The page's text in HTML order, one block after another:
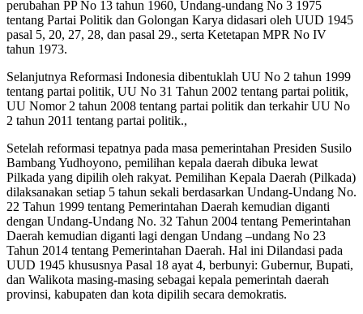
perubahan PP No 13 tahun 1960, Undang-undang No 3 1975
tentang Partai Politik dan Golongan Karya didasari oleh UUD 1945
pasal 5, 20, 27, 28, dan pasal 29., serta Ketetapan MPR No IV
tahun 1973.
Selanjutnya Reformasi Indonesia dibentuklah UU No 2 tahun 1999
tentang partai politik, UU No 31 Tahun 2002 tentang partai politik,
UU Nomor 2 tahun 2008 tentang partai politik dan terkahir UU No
2 tahun 2011 tentang partai politik.,
Setelah reformasi tepatnya pada masa pemerintahan Presiden Susilo
Bambang Yudhoyono, pemilihan kepala daerah dibuka lewat
Pilkada yang dipilih oleh rakyat. Pemilihan Kepala Daerah (Pilkada)
dilaksanakan setiap 5 tahun sekali berdasarkan Undang-Undang No.
22 Tahun 1999 tentang Pemerintahan Daerah kemudian diganti
dengan Undang-Undang No. 32 Tahun 2004 tentang Pemerintahan
Daerah kemudian diganti lagi dengan Undang –undang No 23
Tahun 2014 tentang Pemerintahan Daerah. Hal ini Dilandasi pada
UUD 1945 khususnya Pasal 18 ayat 4, berbunyi: Gubernur, Bupati,
dan Walikota masing-masing sebagai kepala pemerintah daerah
provinsi, kabupaten dan kota dipilih secara demokratis.